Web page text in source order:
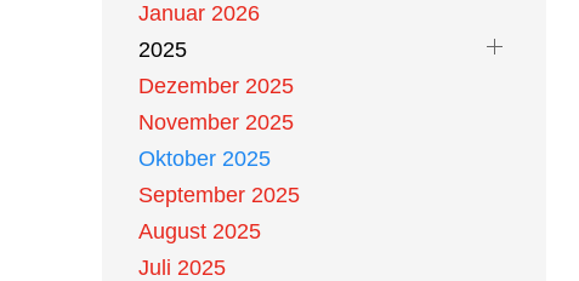
Januar 2026
2025
Dezember 2025
November 2025
Oktober 2025
September 2025
August 2025
Juli 2025